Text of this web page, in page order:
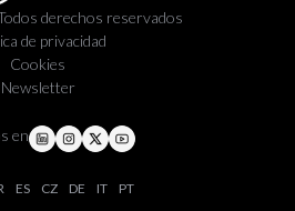
derechos reservados
de privacidad
Cookies
Newsletter
en
ES CZ DE IT PT